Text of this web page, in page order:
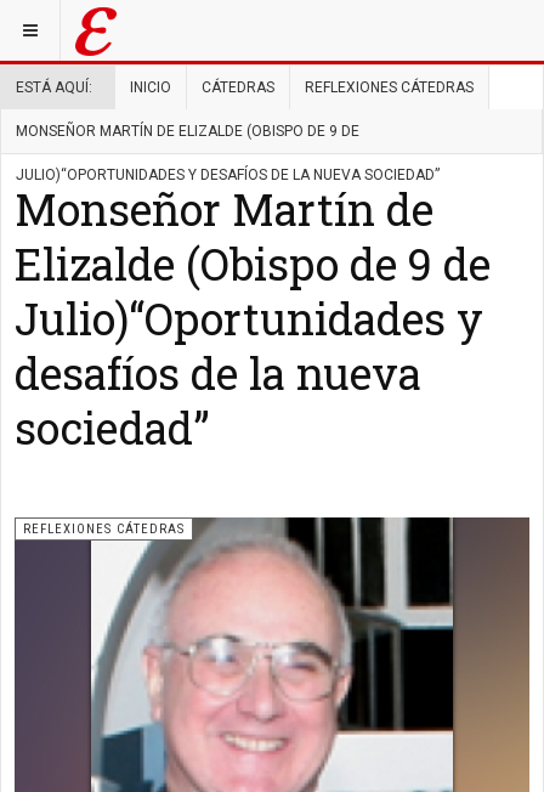
ESTÁ AQUÍ: INICIO CÁTEDRAS REFLEXIONES CÁTEDRAS
MONSEÑOR MARTÍN DE ELIZALDE (OBISPO DE 9 DE
JULIO)“OPORTUNIDADES Y DESAFÍOS DE LA NUEVA SOCIEDAD”
Monseñor Martín de
Elizalde (Obispo de 9 de
Julio)“Oportunidades y
desafíos de la nueva
sociedad”
REFLEXIONES CÁTEDRAS